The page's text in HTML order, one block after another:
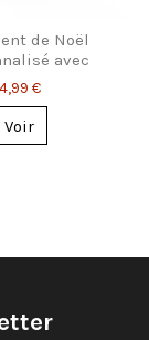
de Noël
avec
prénom
4,99 €
Voir